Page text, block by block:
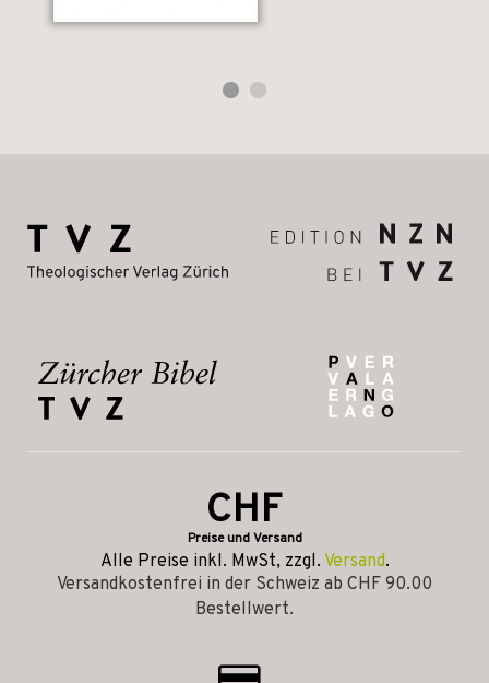
CHF
Preise und Versand
Alle Preise inkl. MwSt, zzgl. Versand.
Versandkostenfrei in der Schweiz ab CHF 90.00
Bestellwert.